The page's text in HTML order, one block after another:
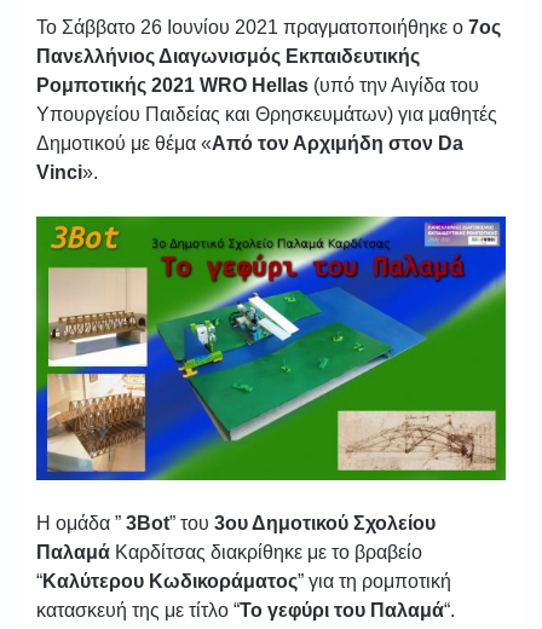
Το Σάββατο 26 Ιουνίου 2021 πραγματοποιήθηκε o 7ος
Πανελλήνιος Διαγωνισμός Εκπαιδευτικής
Ρομποτικής 2021 WRO Hellas (υπό την Αιγίδα του
Υπουργείου Παιδείας και Θρησκευμάτων) για μαθητές
Δημοτικού με θέμα «Από τον Αρχιμήδη στον Da
Vinci».
Η ομάδα ” 3Bot” του 3ου Δημοτικού Σχολείου
Παλαμά Καρδίτσας διακρίθηκε με το βραβείο
“Καλύτερου Κωδικοράματος” για τη ρομποτική
κατασκευή της με τίτλο “Το γεφύρι του Παλαμά“.